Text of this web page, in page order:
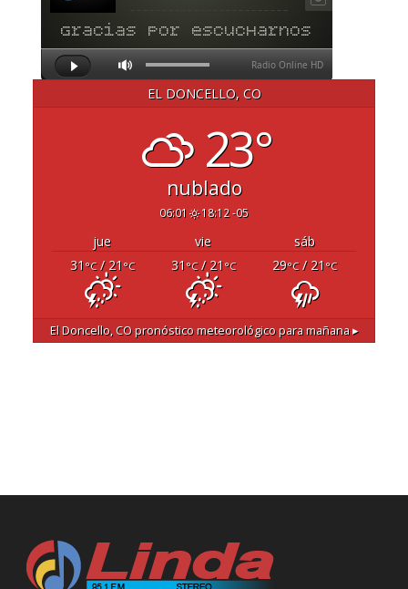
EL DONCELLO, CO
23°
nublado
06:01 18:12 -05
jue vie
sáb
31 °C/ 21 °C 31 °C/ 21 °C 29°C/ 21 °C
El Doncello, COpronóstico meteorológico para mañana ▸